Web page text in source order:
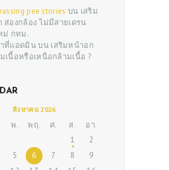
pee stories บน เสริม
ส่องกล้อง ไม่มีสายเดรน
ม่ กทม.
ที่แอดมินบน เสริมหน้าอก
เนื้อหรือเหนือกล้ามเนื้อ ?
สิงหาคม 2026
พ. พฤ. ศ. ส. อา.
1
2
5 6 7 8
9